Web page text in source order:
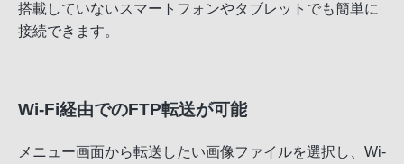
搭載していないスマートフォンやタブレットでも簡単に
接続できます。
Wi-Fi経由でのFTP転送が可能
メニュー画面から転送したい画像ファイルを選択し、Wi-